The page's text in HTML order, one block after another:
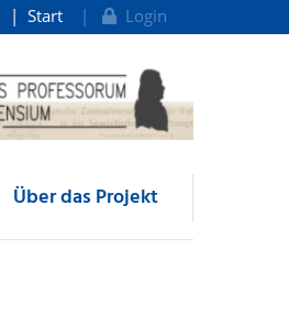
Start Login
Über das Projekt